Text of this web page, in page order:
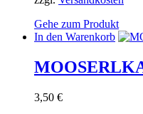
Gehe zum Produkt
In den Warenkorb
3,50 €